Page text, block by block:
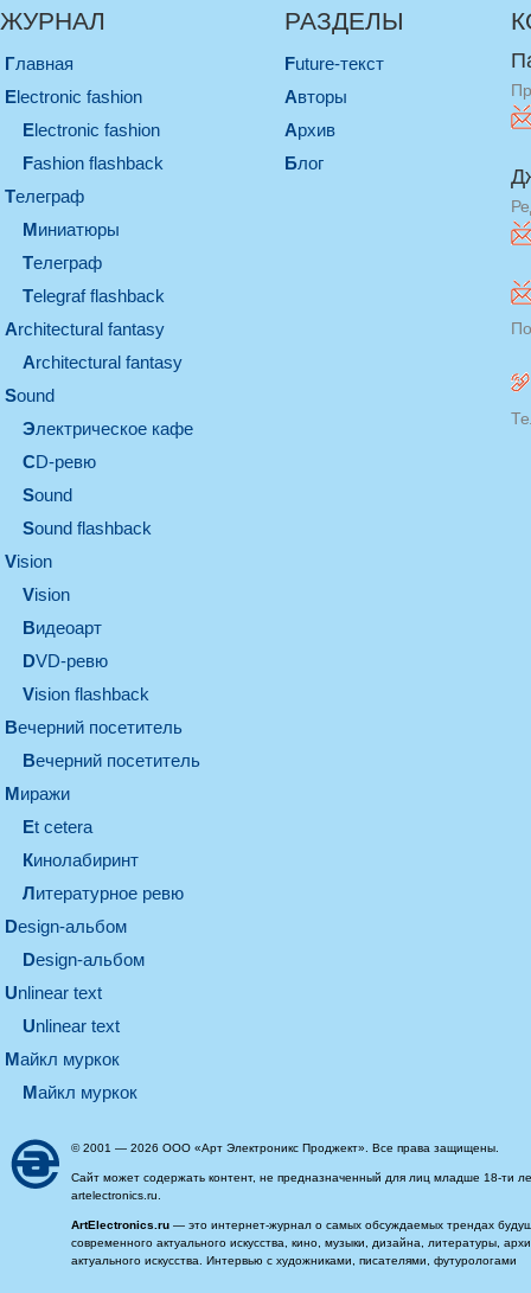
ЖУРНАЛ
Главная
electronic fashion
electronic fashion
Fashion flashback
телеграф
миниатюры
телеграф
Telegraf flashback
architectural fantasy
architectural fantasy
sound
электрическое кафе
CD-ревю
sound
Sound flashback
vision
vision
видеоарт
DVD-ревю
Vision flashback
вечерний посетитель
вечерний посетитель
миражи
et cetera
кинолабиринт
литературное ревю
design-альбом
design-альбом
unlinear text
Unlinear text
майкл муркок
майкл муркок
РАЗДЕЛЫ
Future-текст
Авторы
Архив
Блог
© 2001 — 2026 ООО «Арт Электроникс Проджект». Все права защищены.
Сайт может содержать контент, не предназначенный для лиц младше 18-ти
artelectronics.ru.
ArtElectronics.ru — это интернет-журнал о самых обсуждаемых трендах
современного актуального искусства, кино, музыки, дизайна, литературы,
актуального искусства. Интервью с художниками, писателями, футурологами